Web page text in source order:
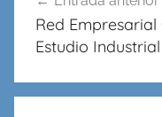
de
entradas
Red
Estudio Industrial